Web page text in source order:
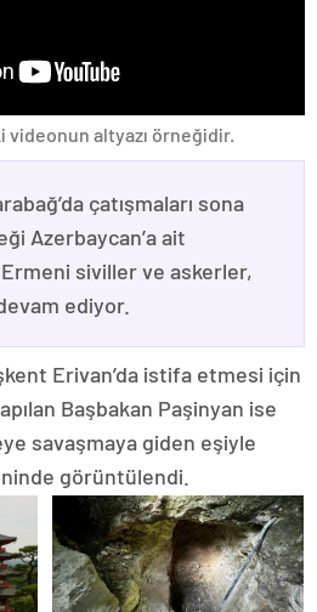
videonun altyazı örneğidir.
çatışmaları sona
Azerbaycan’a ait
siviller ve askerler,
ediyor.
Erivan’da istifa etmesi için
Başbakan Paşinyan ise
savaşmaya giden eşiyle
görüntülendi.